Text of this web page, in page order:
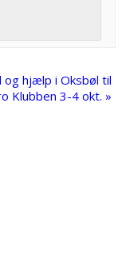
og hjælp i Oksbøl til
Klubben 3-4 okt. »